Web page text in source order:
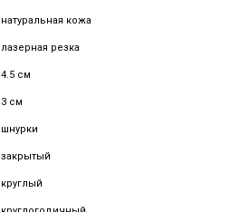
натуральная кожа
лазерная резка
4.5 см
3 см
шнурки
закрытый
круглый